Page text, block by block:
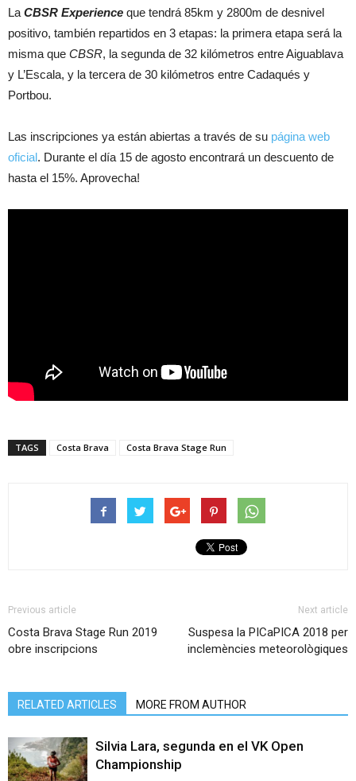
La CBSR Experience que tendrá 85km y 2800m de desnivel
positivo, también repartidos en 3 etapas: la primera etapa será la
misma que CBSR, la segunda de 32 kilómetros entre Aiguablava
y L’Escala, y la tercera de 30 kilómetros entre Cadaqués y
Portbou.
Las inscripciones ya están abiertas a través de su página web
oficial. Durante el día 15 de agosto encontrará un descuento de
hasta el 15%. Aprovecha!
TAGS Costa Brava Costa Brava Stage Run
Previous article
Costa Brava Stage Run 2019
obre inscripcions
Next article
Suspesa la PICaPICA 2018 per
inclemències meteorològiques
RELATED ARTICLES MORE FROM AUTHOR
Silvia Lara, segunda en el VK Open
Championship